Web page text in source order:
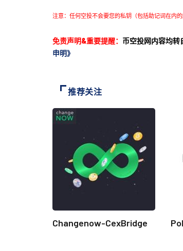
注意：任何空投不会要您的私钥（包括助记词在内
免责声明&重要提醒： 币空投网内容均转
申明》
推荐关注
Changenow-CexBridge